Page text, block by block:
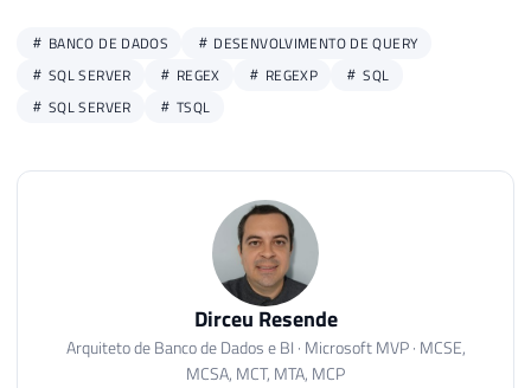
BANCO DE DADOS
DESENVOLVIMENTO DE QUERY
SQL SERVER
REGEX REGEXP
SQL
SQL SERVER
TSQL
Dirceu Resende
Arquiteto de Banco de Dados e BI · Microsoft MVP · MCSE,
MCSA, MCT, MTA, MCP